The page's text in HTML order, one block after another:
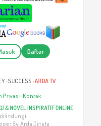
Daftar
· SUCCESS ·ARDA TV
Privasi · Kontak
& NOVEL INSPIRATIF ONLINE
dilindungi.
By. Arda Dinata